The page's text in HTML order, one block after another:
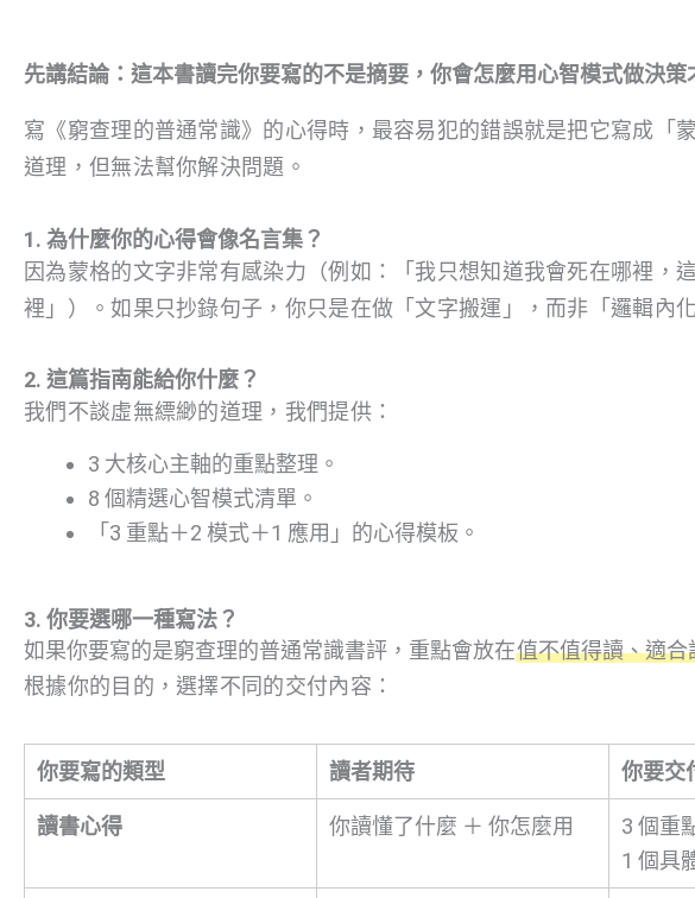
先講結論：這本書讀完你要寫的不是摘要，你會怎麼用心智模式做決策
寫《窮查理的普通常識》的心得時，最容易犯的錯誤就是把它寫成「
道理，但無法幫你解決問題。
1. 為什麼你的心得會像名言集？
因為蒙格的文字非常有感染力（例如：「我只想知道我會死在哪裡，
裡」）。如果只抄錄句子，你只是在做「文字搬運」，而非「邏輯內
2. 這篇指南能給你什麼？
我們不談虛無縹緲的道理，我們提供：
3 大核心主軸的重點整理。
8 個精選心智模式清單。
「3 重點＋2 模式＋1 應用」的心得模板。
3. 你要選哪一種寫法？
如果你要寫的是窮查理的普通常識書評，重點會放在值不值得讀、適合
根據你的目的，選擇不同的交付內容：
你要寫的類型 讀者期待 你要交
讀書心得 你讀懂了什麼 ＋ 你怎麼用
3 個重
1 個具